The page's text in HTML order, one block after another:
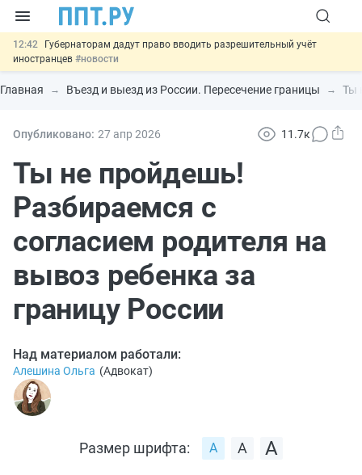
12:42
Губернаторам дадут право вводить разрешительный учёт
иностранцев #новости
12:05 ФНС изменит правила рассмотрения жалоб на налоговые
органы
#новости
10:48 Ужесточат наказание за мошенничество в отношении военных и
13:16
Могут разрешить использование персональных данных россиян
для обучения ИИ
#новости
Главная Въезд и выезд из России. Пересечение границы Ты
Опубликовано: 27 апр 2026 11.7к
Ты не пройдешь!
Разбираемся с
согласием родителя на
вывоз ребенка за
границу России
Над материалом работали:
Алешина Ольга (Адвокат)
Размер шрифта: